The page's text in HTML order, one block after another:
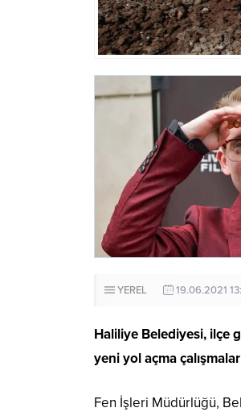
YEREL 19.06.2021
Haliliye Belediyesi, ilçe
yeni yol açma
Fen İşleri Müdürlüğü,